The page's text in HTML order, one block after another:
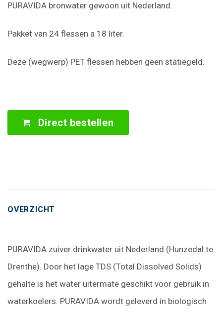
PURAVIDA bronwater gewoon uit Nederland.
Pakket van 24 flessen a 18 liter.
Deze (wegwerp) PET flessen hebben geen statiegeld.
Direct bestellen
OVERZICHT
PURAVIDA zuiver drinkwater uit Nederland (Hunzedal te
Drenthe). Door het lage TDS (Total Dissolved Solids)
gehalte is het water uitermate geschikt voor gebruik in
waterkoelers. PURAVIDA wordt geleverd in biologisch